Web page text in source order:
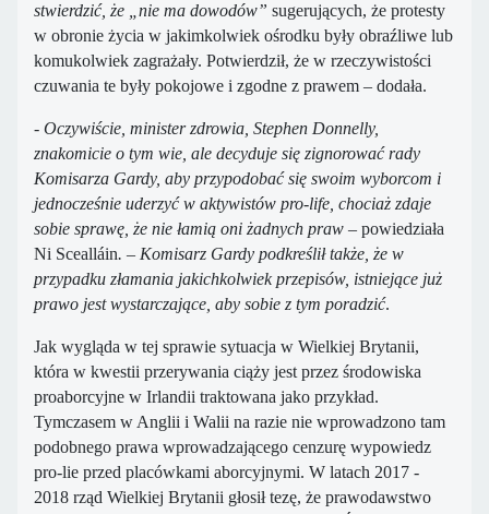
stwierdzić, że „nie ma dowodów” sugerujących, że protesty
w obronie życia w jakimkolwiek ośrodku były obraźliwe lub
komukolwiek zagrażały. Potwierdził, że w rzeczywistości
czuwania te były pokojowe i zgodne z prawem – dodała.
- Oczywiście, minister zdrowia, Stephen Donnelly,
znakomicie o tym wie, ale decyduje się zignorować rady
Komisarza Gardy, aby przypodobać się swoim wyborcom i
jednocześnie uderzyć w aktywistów pro-life, chociaż zdaje
sobie sprawę, że nie łamią oni żadnych praw – powiedziała
Ni Scealláin. – Komisarz Gardy podkreślił także, że w
przypadku złamania jakichkolwiek przepisów, istniejące już
prawo jest wystarczające, aby sobie z tym poradzić.
Jak wygląda w tej sprawie sytuacja w Wielkiej Brytanii,
która w kwestii przerywania ciąży jest przez środowiska
proaborcyjne w Irlandii traktowana jako przykład.
Tymczasem w Anglii i Walii na razie nie wprowadzono tam
podobnego prawa wprowadzającego cenzurę wypowiedz
pro-lie przed placówkami aborcyjnymi. W latach 2017 -
2018 rząd Wielkiej Brytanii głosił tezę, że prawodawstwo